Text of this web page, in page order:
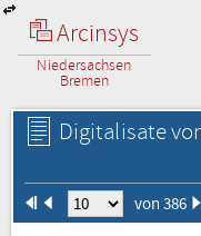
Arcinsys
Niedersachsen
Bremen
Digitalisate
von 386